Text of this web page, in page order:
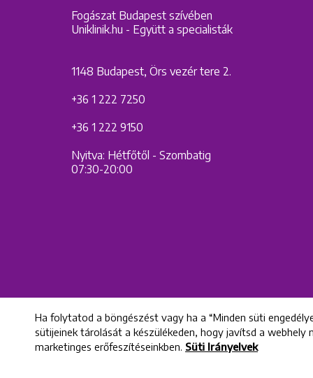
Fogászat Budapest szívében
Uniklinik.hu - Együtt a specialisták
1148 Budapest, Örs vezér tere 2.
+36 1 222 7250
+36 1 222 9150
Nyitva: Hétfőtől - Szombatig
07:30-20:00
Ha folytatod a böngészést vagy ha a “Minden süti
sütijeinek tárolását a készülékeden, hogy javítsd a
marketinges erőfeszítéseinkben. Süti Irányelvek